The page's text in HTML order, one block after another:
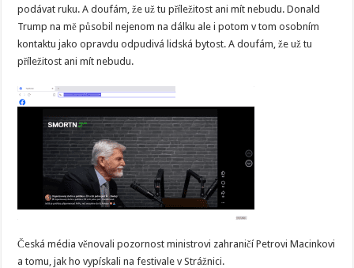
podávat ruku. A doufám, že už tu příležitost ani mít nebudu. Donald
Trump na mě působil nejenom na dálku ale i potom v tom osobním
kontaktu jako opravdu odpudivá lidská bytost. A doufám, že už tu
příležitost ani mít nebudu.
Česká média věnovali pozornost ministrovi zahraničí Petrovi Macinkovi
a tomu, jak ho vypískali na festivale v Strážnici.